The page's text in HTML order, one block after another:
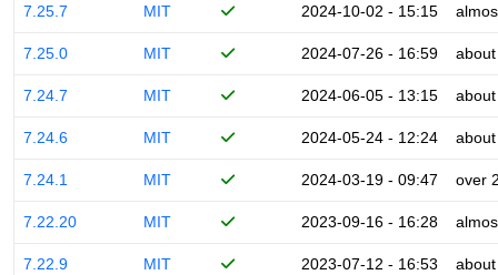
7.25.7 MIT 2024-10-02 - 15:15
7.25.0 MIT 2024-07-26 - 16:59
7.24.7 MIT 2024-06-05 - 13:15
7.24.6 MIT 2024-05-24 - 12:24
7.24.1 MIT 2024-03-19 - 09:47 over
7.22.20 MIT 2023-09-16 - 16:28
7.22.9 MIT 2023-07-12 - 16:53